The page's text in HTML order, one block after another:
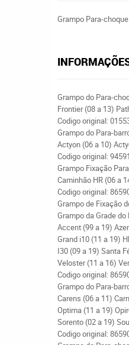
Grampo Para-
Grampo do Para-
Frontier (08 a 13)
Codigo original:
Grampo do Para-
Actyon (06 a 10)
Codigo original:
Grampo Fixação
Caminhão HR (06 a
Codigo original:
Grampo de Fixação
Grampo da Grade do
Accent (99 a 19)
Grand i10 (11 a 19)
I30 (09 a 19) Santa
Veloster (11 a 16)
Codigo original:
Grampo do Para-
Carens (06 a 11)
Optima (11 a 19)
Sorento (02 a 19)
Codigo original: